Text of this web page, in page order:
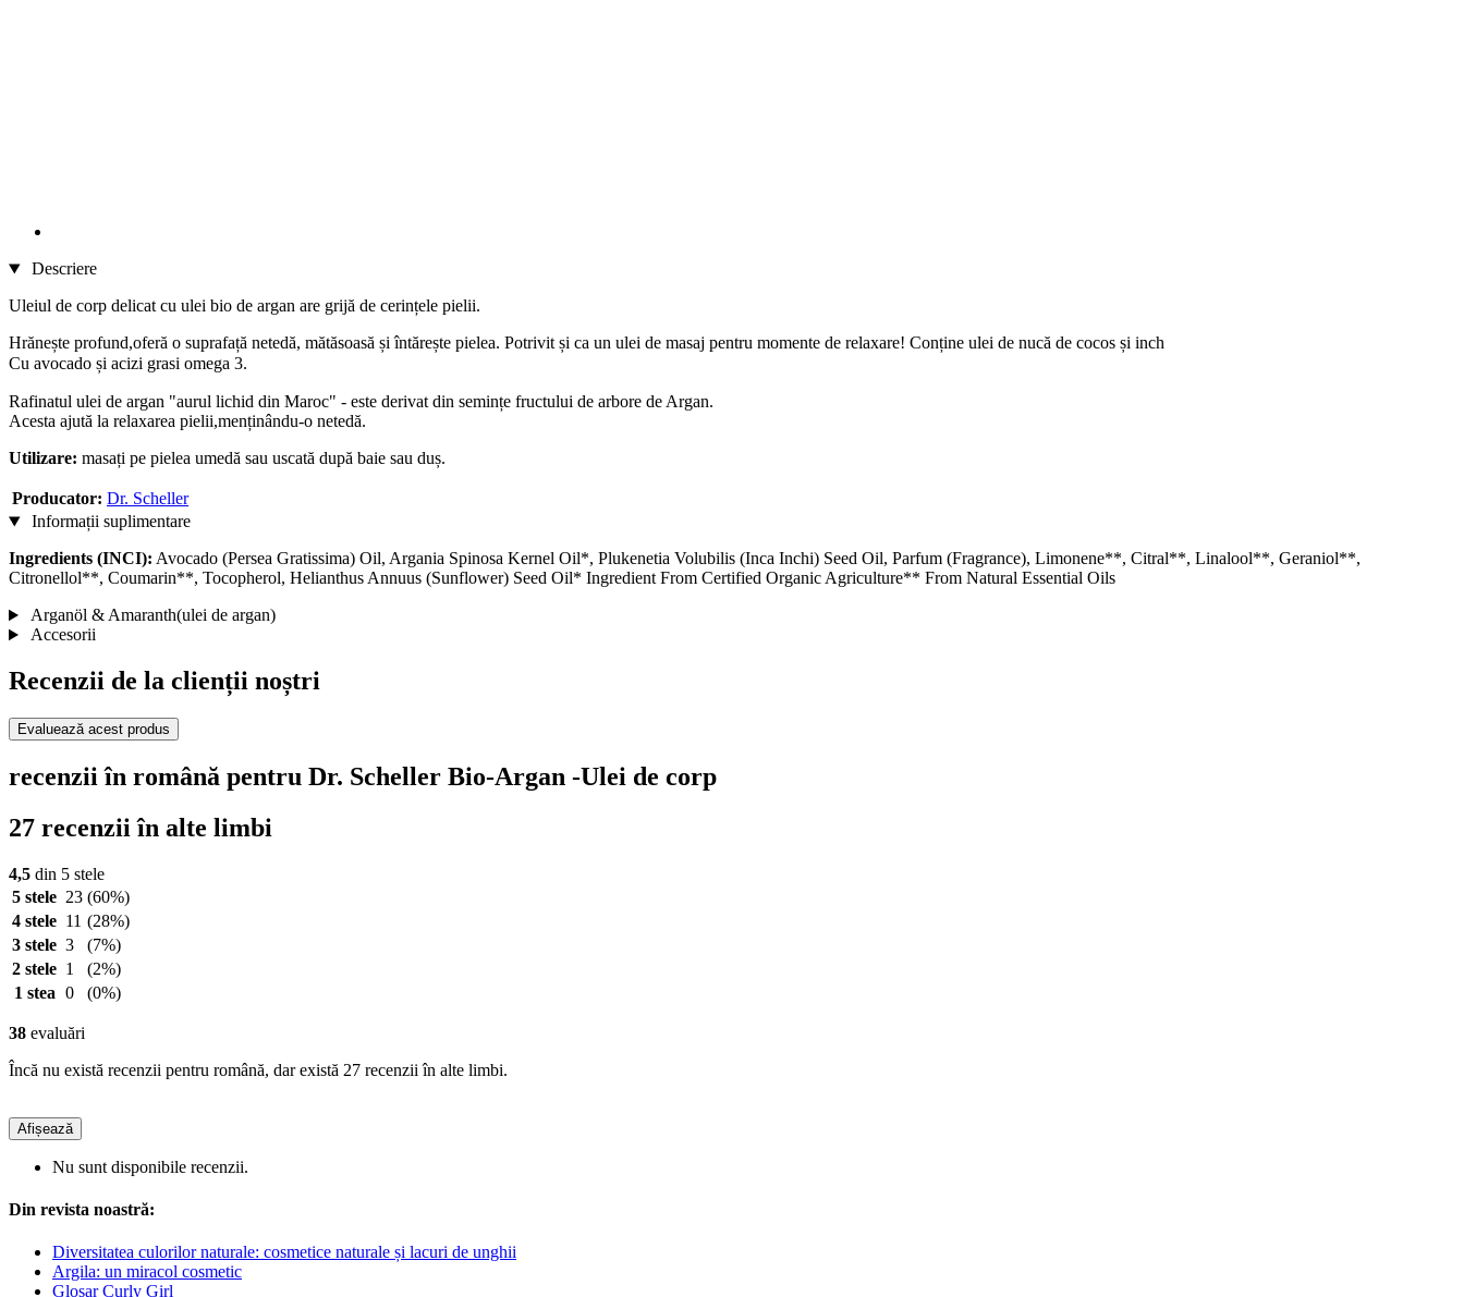
Descriere
Uleiul de corp delicat cu ulei bio de argan are grijă de cerințele pielii.
Hrănește profund,oferă o suprafață netedă, mătăsoasă și întărește pielea. Potrivit și ca un ulei de masaj pentru momente de relaxare! Conține ulei de nucă de cocos și inch
Cu avocado și acizi grasi omega 3.
Rafinatul ulei de argan "aurul lichid din Maroc" - este derivat din semințe fructului de arbore de Argan.
Acesta ajută la relaxarea pielii,menținându-o netedă.
Utilizare: masați pe pielea umedă sau uscată după baie sau duș.
Producator: Dr. Scheller
Informații suplimentare
Ingredients (INCI): Avocado (Persea Gratissima) Oil, Argania Spinosa Kernel Oil*, Plukenetia Volubilis (Inca Inchi) Seed Oil, Parfum (Fragrance), Limonene**, Citral**, Linalool**, Geraniol**,
Citronellol**, Coumarin**, Tocopherol, Helianthus Annuus (Sunflower) Seed Oil* Ingredient From Certified Organic Agriculture** From Natural Essential Oils
Arganöl & Amaranth(ulei de argan)
Accesorii
Recenzii de la clienții noștri
Evaluează acest produs
recenzii în română pentru Dr. Scheller Bio-Argan -Ulei de corp
27 recenzii în alte limbi
4,5 din 5 stele
5 stele 23 (60%)
4 stele 11 (28%)
3 stele 3
(7%)
2 stele 1
(2%)
1 stea 0 (0%)
38 evaluări
Încă nu există recenzii pentru română, dar există 27 recenzii în alte limbi.
Afișează
Nu sunt disponibile recenzii.
Din revista noastră:
Diversitatea culorilor naturale: cosmetice naturale și lacuri de unghii
Argila: un miracol cosmetic
Glosar Curly Girl